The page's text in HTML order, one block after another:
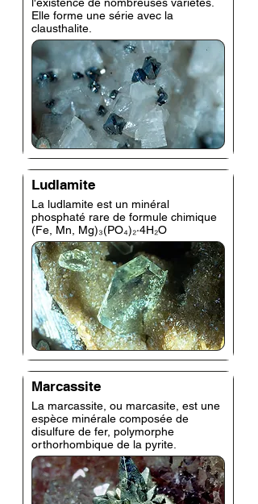
Elle forme une série avec la
clausthalite.
Ludlamite
La ludlamite est un minéral
phosphaté rare de formule chimique
(Fe, Mn, Mg)₃(PO₄)₂·4H₂O
Marcassite
La marcassite, ou marcasite, est une
espèce minérale composée de
disulfure de fer, polymorphe
orthorhombique de la pyrite.